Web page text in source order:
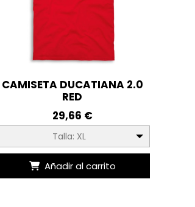
CAMISETA DUCATIANA 2.0
RED
29,66 €
Talla: XL
Añadir al carrito